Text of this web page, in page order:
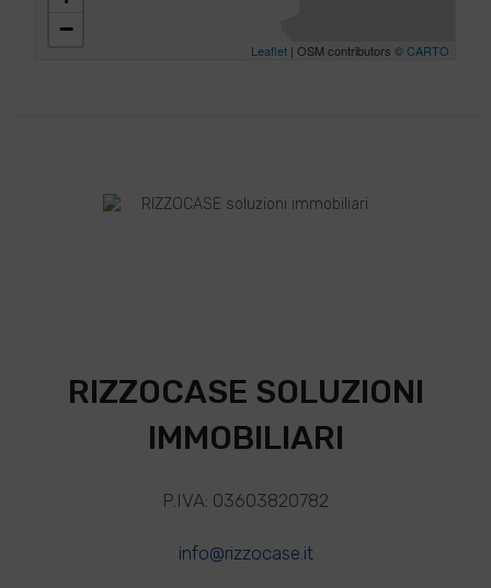
−
Leaflet| OSM contributors ©CARTO
RIZZOCASE SOLUZIONI
IMMOBILIARI
P.IVA: 03603820782
info@rizzocase.it